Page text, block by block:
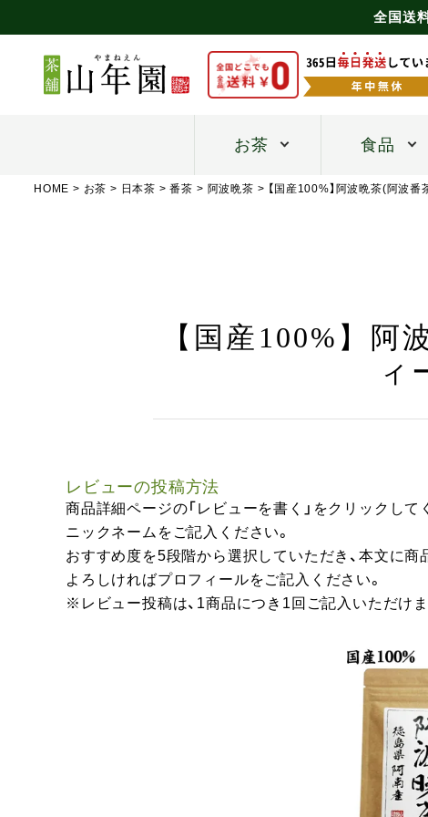
全国送
お茶 食品
HOME お茶 日本茶 番茶 阿波晩茶 【国産100%】阿波晩茶(阿波
【国産100%】
ィ
レビューの投稿方法
商品詳細ページの「レビューを書く」をクリックして
ニックネームをご記入ください。
おすすめ度を5段階から選択していただき、本文に商
よろしければプロフィールをご記入ください。
※レビュー投稿は、1商品につき1回ご記入いただけま